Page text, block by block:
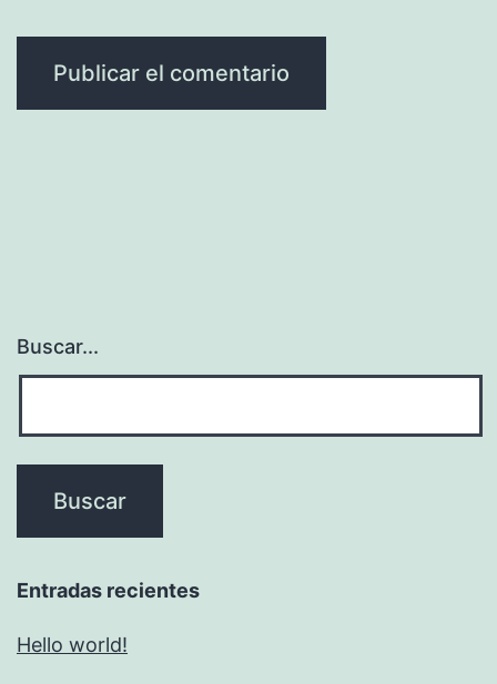
Buscar...
Entradas recientes
Hello world!